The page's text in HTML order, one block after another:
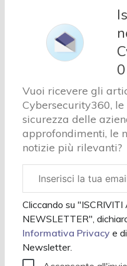
sicurezza
e privacy
Chi
siamo
0
Vuoi ricevere gli
Cybersecurity360,
sicurezza delle
approfondimenti, le
notizie più rilevanti?
aziendale
Cliccando su "ISCRIVITI
NEWSLETTER",
Informativa Privacye
Newsletter.